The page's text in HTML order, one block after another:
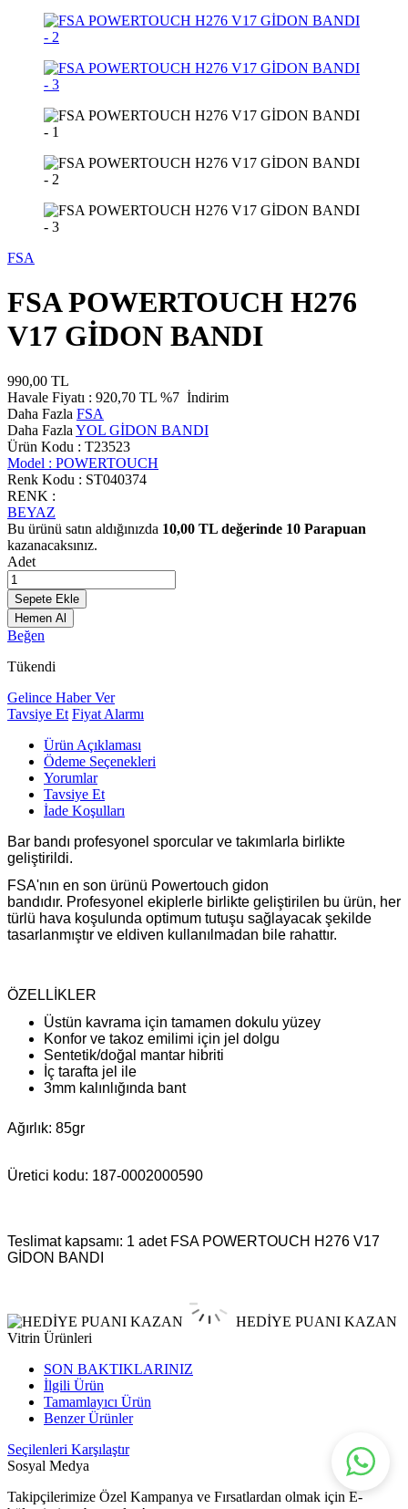
FSA
FSA POWERTOUCH H276
V17 GİDON BANDI
990,00 TL
Havale Fiyatı : 920,70 TL %7 İndirim
Daha Fazla FSA
Daha Fazla YOL GİDON BANDI
Ürün Kodu : T23523
Model : POWERTOUCH
Renk Kodu : ST040374
RENK :
BEYAZ
Bu ürünü satın aldığınızda 10,00 TL değerinde 10 Parapuan
kazanacaksınız.
Adet
Sepete Ekle
Hemen Al
Beğen
Tükendi
Gelince Haber Ver
Tavsiye Et Fiyat Alarmı
Ürün Açıklaması
Ödeme Seçenekleri
Yorumlar
Tavsiye Et
İade Koşulları
Bar bandı profesyonel sporcular ve takımlarla birlikte
geliştirildi.
FSA'nın en son ürünü Powertouch gidon
bandıdır. Profesyonel ekiplerle birlikte geliştirilen bu ürün, her
türlü hava koşulunda optimum tutuşu sağlayacak şekilde
tasarlanmıştır ve eldiven kullanılmadan bile rahattır.
ÖZELLİKLER
Üstün kavrama için tamamen dokulu yüzey
Konfor ve takoz emilimi için jel dolgu
Sentetik/doğal mantar hibriti
İç tarafta jel ile
3mm kalınlığında bant
Ağırlık: 85gr
Üretici kodu: 187-0002000590
Teslimat kapsamı: 1 adet FSA POWERTOUCH H276 V17
GİDON BANDI
HEDİYE PUANI KAZAN
Vitrin Ürünleri
SON BAKTIKLARINIZ
İlgili Ürün
Tamamlayıcı Ürün
Benzer Ürünler
Seçilenleri Karşılaştır
Sosyal Medya
Takipçilerimize Özel Kampanya ve Fırsatlardan olmak için E-